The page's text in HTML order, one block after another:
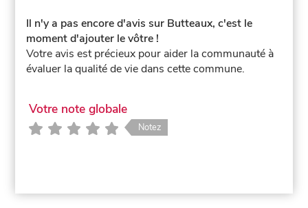
Il n'y a pas encore d'avis sur Butteaux, c'est le
moment d'ajouter le vôtre !
Votre avis est précieux pour aider la communauté à
évaluer la qualité de vie dans cette commune.
Votre note globale
Notez